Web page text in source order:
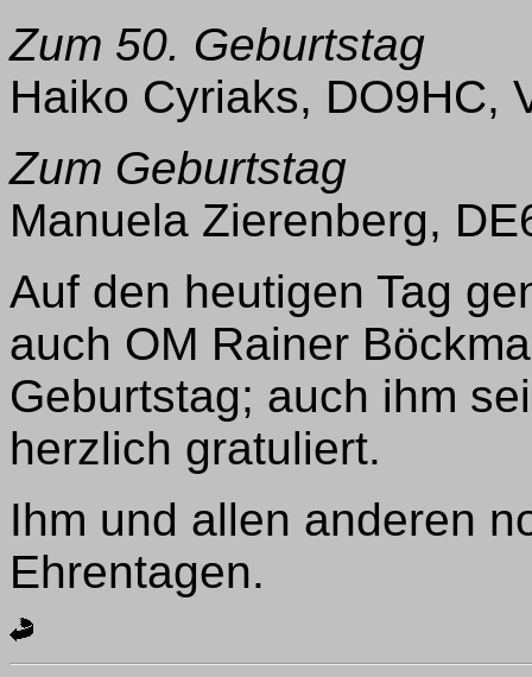
Zum 50. Geburtstag
Haiko Cyriaks, DO9HC,
Zum Geburtstag
Manuela Zierenberg,
Auf den heutigen Tag
auch OM Rainer
Geburtstag; auch ihm
herzlich gratuliert.
Ihm und allen anderen
Ehrentagen.